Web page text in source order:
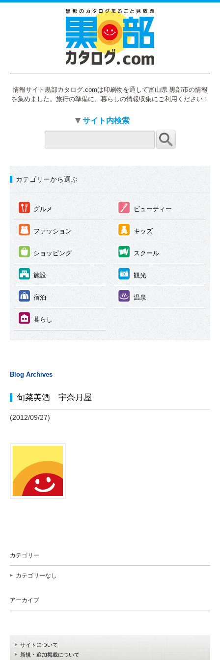
情報サイト黒部カタログ.comは印刷物を通して富山県 黒部市の情報
を集めました。旅行の準備に、暮らしの情報収集にご利用ください！
サイト内検索
カテゴリーから選ぶ
① グルメ ② ビューティー
③ ファッション ④ キッズ
⑤ ショッピング ⑥ スクール
⑦ 施設 ⑧ 観光
⑨ 宿泊 ⑩ 温泉
⑪ 暮らし
Blog Archives
旬菜美酒 宇奈月屋
(2012/09/27)
カテゴリー
カテゴリーなし
アーカイブ
サイトについて
新規・追加掲載について